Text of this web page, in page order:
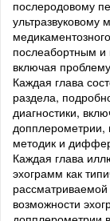
послеродовому
ультразвуковому
послеабортным
включая
Каждая глава
раздела,
диагностики,
допплерометрии,
методик и
Каждая глава
эхограмм как
возможности